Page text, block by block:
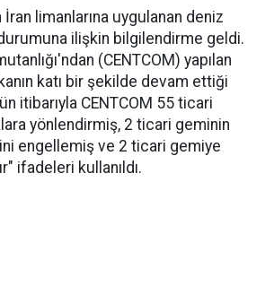
limanlarına uygulanan deniz
ilişkin bilgilendirme geldi.
(CENTCOM) yapılan
katı bir şekilde devam ettiği
itibarıyla CENTCOM 55 ticari
yönlendirmiş, 2 ticari geminin
engellemiş ve 2 ticari gemiye
ifadeleri kullanıldı.